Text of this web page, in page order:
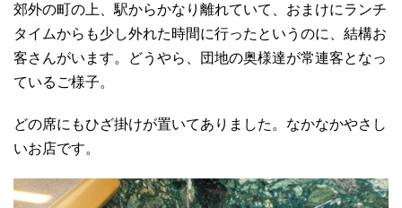
郊外の町の上、駅からかなり離れていて、おまけにランチ
タイムからも少し外れた時間に行ったというのに、結構お
客さんがいます。どうやら、団地の奥様達が常連客となっ
ているご様子。
どの席にもひざ掛けが置いてありました。なかなかやさし
いお店です。